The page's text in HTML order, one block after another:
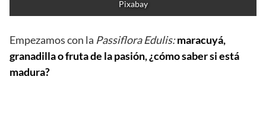
Pixabay
Empezamos con la Passiflora Edulis:maracuyá,
granadilla o fruta de la pasión, ¿cómo saber si está
madura?